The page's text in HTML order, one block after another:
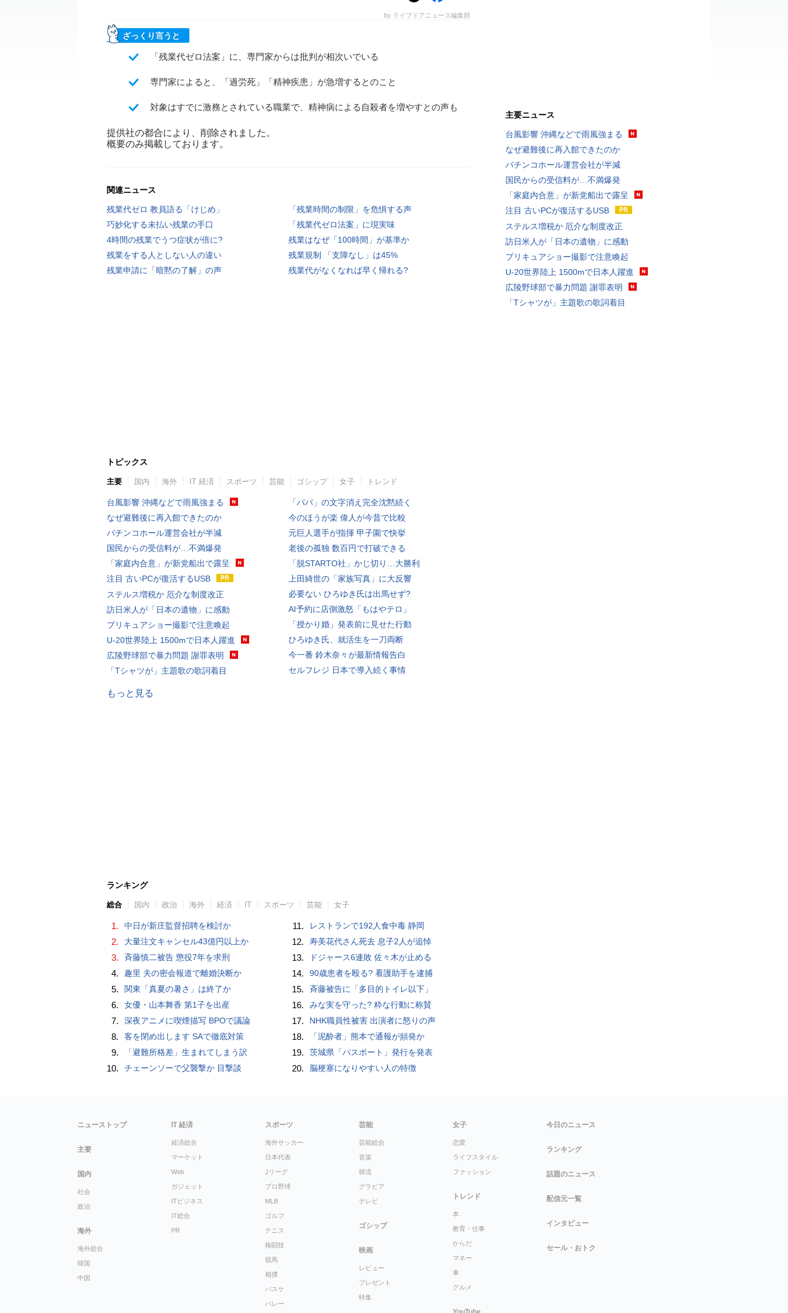
by ライブドアニュース編集部
ざっくり言うと
「残業代ゼロ法案」に、専門家からは批判が相次いでいる
専門家によると、「過労死」「精神疾患」が急増するとのこと
対象はすでに激務とされている職業で、精神病による自殺者を増やすとの声も
提供社の都合により、削除されました。
概要のみ掲載しております。
関連ニュース
残業代ゼロ 教員語る「けじめ」
「残業時間の制限」を危惧する声
巧妙化する未払い残業の手口
「残業代ゼロ法案」に現実味
4時間の残業でうつ症状が倍に?
残業はなぜ「100時間」が基準か
残業をする人としない人の違い
残業規制 「支障なし」は45%
残業申請に「暗黙の了解」の声
残業代がなくなれば早く帰れる?
トピックス
主要 国内 海外 IT 経済 スポーツ 芸能 ゴシップ 女子 トレンド
台風影響 沖縄などで雨風強まる
なぜ避難後に再入館できたのか
パチンコホール運営会社が半減
国民からの受信料が…不満爆発
「家庭内合意」が新党船出で露呈
注目 古いPCが復活するUSB
ステルス増税か 厄介な制度改正
訪日米人が「日本の遺物」に感動
プリキュアショー撮影で注意喚起
U-20世界陸上 1500mで日本人躍進
広陵野球部で暴力問題 謝罪表明
「Tシャツが」主題歌の歌詞着目
「パパ」の文字消え完全沈黙続く
今のほうが楽 偉人が今昔で比較
元巨人選手が指揮 甲子園で快挙
老後の孤独 数百円で打破できる
「脱STARTO社」かじ切り…大勝利
上田綺世の「家族写真」に大反響
必要ない ひろゆき氏は出馬せず?
AI予約に店側激怒「もはやテロ」
「授かり婚」発表前に見せた行動
ひろゆき氏、就活生を一刀両断
今一番 鈴木奈々が最新情報告白
セルフレジ 日本で導入続く事情
もっと見る
ランキング
総合 国内 政治 海外 経済 IT スポーツ 芸能 女子
1. 中日が新庄監督招聘を検討か
2. 大量注文キャンセル43億円以上か
3. 斉藤慎二被告 懲役7年を求刑
4. 趣里 夫の密会報道で離婚決断か
5. 関東「真夏の暑さ」は終了か
6. 女優・山本舞香 第1子を出産
7. 深夜アニメに喫煙描写 BPOで議論
8. 客を閉め出します SAで徹底対策
9. 「避難所格差」生まれてしまう訳
10. チェーンソーで父襲撃か 目撃談
11. レストランで192人食中毒 静岡
12. 寿美花代さん死去 息子2人が追悼
13. ドジャース6連敗 佐々木が止める
14. 90歳患者を殴る? 看護助手を逮捕
15. 斉藤被告に「多目的トイレ以下」
16. みな実を守った? 粋な行動に称賛
17. NHK職員性被害 出演者に怒りの声
18. 「泥酔者」熊本で通報が頻発か
19. 茨城県「パスポート」発行を発表
20. 脳梗塞になりやすい人の特徴
主要ニュース
台風影響 沖縄などで雨風強まる
なぜ避難後に再入館できたのか
パチンコホール運営会社が半減
国民からの受信料が…不満爆発
「家庭内合意」が新党船出で露呈
注目 古いPCが復活するUSB
ステルス増税か 厄介な制度改正
訪日米人が「日本の遺物」に感動
プリキュアショー撮影で注意喚起
U-20世界陸上 1500mで日本人躍進
広陵野球部で暴力問題 謝罪表明
「Tシャツが」主題歌の歌詞着目
ニューストップ
主要
国内
社会
政治
海外
海外総合
韓国
中国
IT 経済
経済総合
マーケット
Web
ガジェット
ITビジネス
IT総合
PR
スポーツ
海外サッカー
日本代表
Jリーグ
プロ野球
MLB
ゴルフ
テニス
格闘技
競馬
相撲
バスケ
バレー
芸能
芸能総合
音楽
韓流
グラビア
テレビ
ゴシップ
映画
レビュー
プレゼント
特集
女子
恋愛
ライフスタイル
ファッション
トレンド
本
教育・仕事
からだ
マネー
車
グルメ
今日のニュース
ランキング
話題のニュース
配信元一覧
インタビュー
セール・おトク